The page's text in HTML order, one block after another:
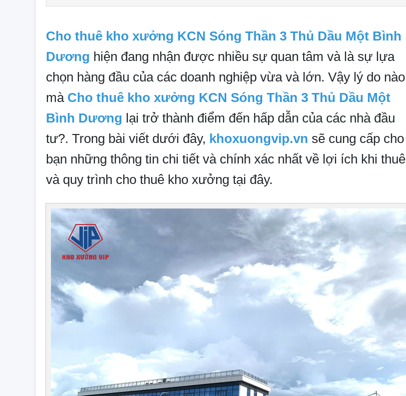
Cho thuê kho xưởng KCN Sóng Thần 3 Thủ Dầu Một Bình
Dương hiện đang nhận được nhiều sự quan tâm và là sự lựa
chọn hàng đầu của các doanh nghiệp vừa và lớn. Vậy lý do nào
mà Cho thuê kho xưởng KCN Sóng Thần 3 Thủ Dầu Một
Bình Dương lại trở thành điểm đến hấp dẫn của các nhà đầu
tư?. Trong bài viết dưới đây, khoxuongvip.vn sẽ cung cấp cho
bạn những thông tin chi tiết và chính xác nhất về lợi ích khi thuê
và quy trình cho thuê kho xưởng tại đây.